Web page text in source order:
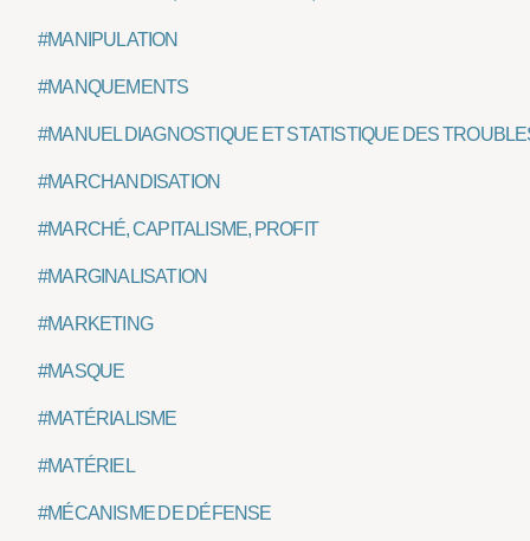
#MANIPULATION
#MANQUEMENTS
#MANUEL DIAGNOSTIQUE ET STATISTIQUE DES
#MARCHANDISATION
#MARCHÉ, CAPITALISME, PROFIT
#MARGINALISATION
#MARKETING
#MASQUE
#MATÉRIALISME
#MATÉRIEL
#MÉCANISME DE DÉFENSE